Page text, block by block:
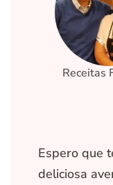
Receitas
Espero que
deliciosa